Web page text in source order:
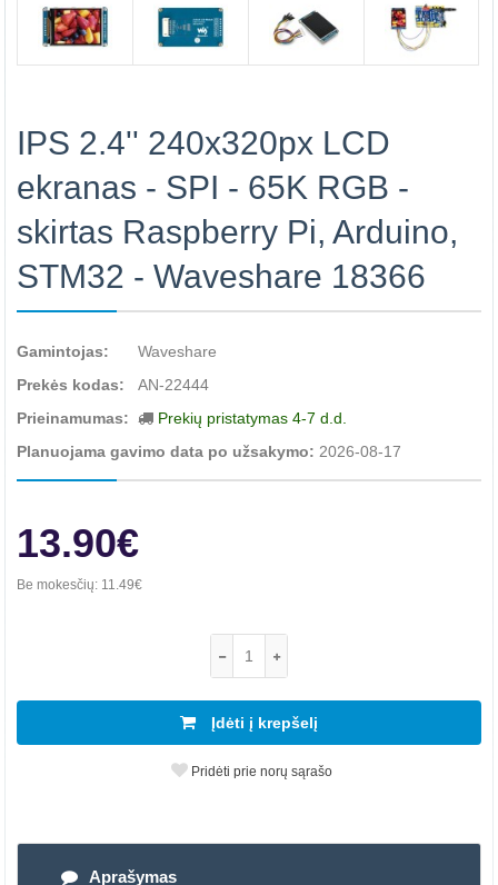
IPS 2.4'' 240x320px LCD
ekranas - SPI - 65K RGB -
skirtas Raspberry Pi, Arduino,
STM32 - Waveshare 18366
Gamintojas:
Waveshare
Prekės kodas:
AN-22444
Prieinamumas:
Prekių pristatymas 4-7 d.d.
Planuojama gavimo data po užsakymo: 2026-08-17
13.90€
Be mokesčių: 11.49€
Įdėti į krepšelį
Pridėti prie norų sąrašo
Aprašymas